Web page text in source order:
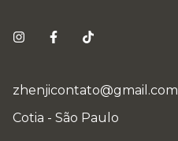
zhenjicontato@gmail.com
Cotia - São Paulo